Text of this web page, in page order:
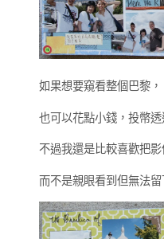
如果想要窺看整個巴黎，
也可以花點小錢，投幣透
不過我還是比較喜歡把影
而不是親眼看到但無法留